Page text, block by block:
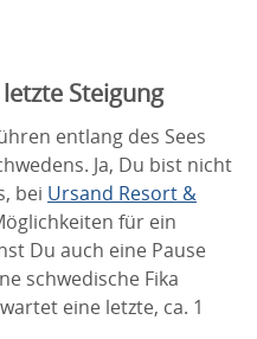
Steigung
entlang des Sees
Ja, Du bist nicht
bei Ursand Resort &
für ein
Du auch eine Pause
schwedische Fika
eine letzte, ca. 1